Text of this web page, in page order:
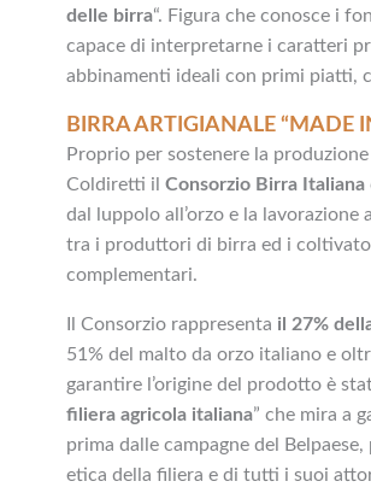
delle birra“. Figura che conosce i
capace di interpretarne i caratteri
abbinamenti ideali con primi piatti,
BIRRA ARTIGIANALE “MADE
Proprio per sostenere la
Coldiretti il Consorzio Birra Italiana
dal luppolo all’orzo e la
tra i produttori di birra ed i
complementari.
Il Consorzio rappresenta il 27%
51% del malto da orzo italiano e
garantire l’origine del prodotto è
filiera agricola italiana” che mira a
prima dalle campagne del
etica della filiera e di tutti i suoi